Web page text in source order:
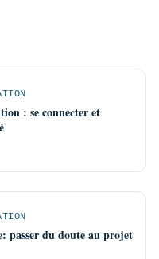
: se connecter et
passer du doute au projet